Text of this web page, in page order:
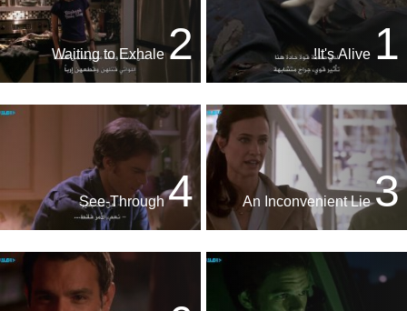
1
2
Waiting to Exhale
3
An Inconvenient Lie
4
See-Through